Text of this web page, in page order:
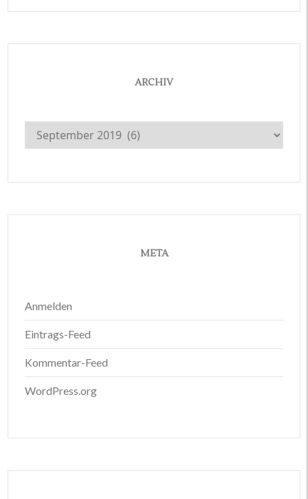
ARCHIV
Archiv
META
Anmelden
Eintrags-Feed
Kommentar-Feed
WordPress.org